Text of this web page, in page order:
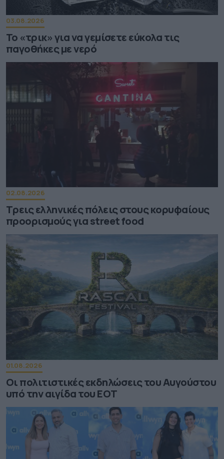
03.08.2026
Το «τρικ» για να γεμίσετε εύκολα τις
παγοθήκες με νερό
02.08.2026
Τρεις ελληνικές πόλεις στους κορυφαίους
προορισμούς για street food
01.08.2026
Οι πολιτιστικές εκδηλώσεις του Αυγούστου
υπό την αιγίδα του ΕΟΤ